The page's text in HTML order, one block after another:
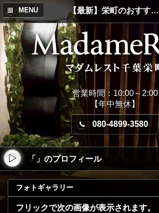
【最新】栄町のおすすめメンズエステ！MadameRest(マダムレスト)
MENU
営業時間：10:00～2:00
【年中無休】
080-4899-3580
「」のプロフィール
フォトギャラリー
フリックで次の画像が表示されます。